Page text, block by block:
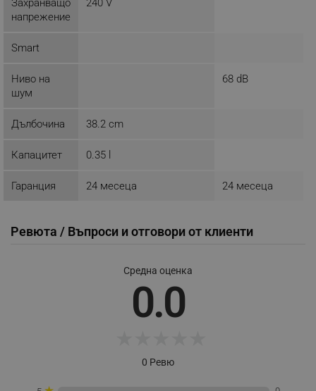
Захранващо
напрежение
240 V
Smart
Ниво на
шум
68 dB
Дълбочина 38.2 cm
Капацитет 0.35 l
Гаранция 24 месеца 24 месеца
Ревюта / Въпроси и отговори от клиенти
Средна оценка
0.0
0 Ревю
.alleop.bg
_sgf_delayed_actions,